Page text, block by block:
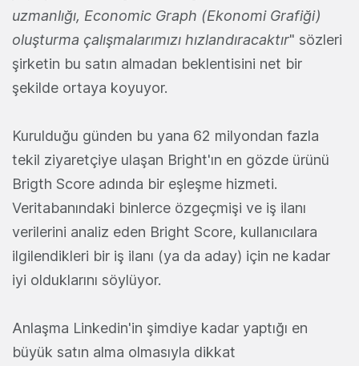
uzmanlığı, Economic Graph (Ekonomi Grafiği)
oluşturma çalışmalarımızı hızlandıracaktır" sözleri
şirketin bu satın almadan beklentisini net bir
şekilde ortaya koyuyor.
Kurulduğu günden bu yana 62 milyondan fazla
tekil ziyaretçiye ulaşan Bright'ın en gözde ürünü
Brigth Score adında bir eşleşme hizmeti.
Veritabanındaki binlerce özgeçmişi ve iş ilanı
verilerini analiz eden Bright Score, kullanıcılara
ilgilendikleri bir iş ilanı (ya da aday) için ne kadar
iyi olduklarını söylüyor.
Anlaşma Linkedin'in şimdiye kadar yaptığı en
büyük satın alma olmasıyla dikkat